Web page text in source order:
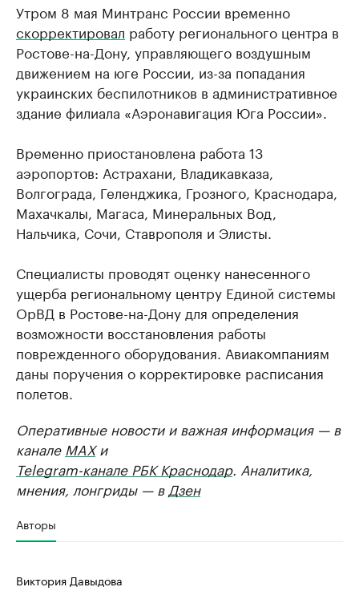
Утром 8 мая Минтранс России временно
скорректировал работу регионального центра в
Ростове-на-Дону, управляющего воздушным
движением на юге России, из-за попадания
украинских беспилотников в административное
здание филиала «Аэронавигация Юга России».
Временно приостановлена работа 13
аэропортов: Астрахани, Владикавказа,
Волгограда, Геленджика, Грозного, Краснодара,
Махачкалы, Магаса, Минеральных Вод,
Нальчика, Сочи, Ставрополя и Элисты.
Специалисты проводят оценку нанесенного
ущерба региональному центру Единой системы
ОрВД в Ростове-на-Дону для определения
возможности восстановления работы
поврежденного оборудования. Авиакомпаниям
даны поручения о корректировке расписания
полетов.
Оперативные новости и важная информация — в
канале MAXи
Telegram-канале РБК Краснодар. Аналитика,
мнения, лонгриды — в Дзен
Авторы
Виктория Давыдова